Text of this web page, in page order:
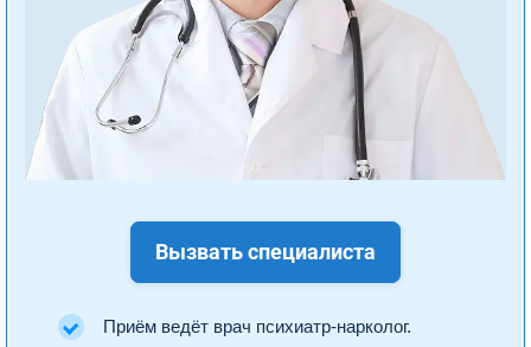
Вызвать специалиста
Приём ведёт врач психиатр-нарколог.